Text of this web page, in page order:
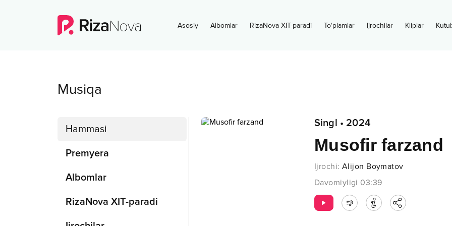
Asosiy Albomlar RizaNova XIT-paradi To‘plamlar Ijrochilar Kliplar
Musiqa
Hammasi
Premyera
Albomlar
RizaNova XIT-paradi
Singl • 2024
Musofir farzand
Ijrochi: Alijon Boymatov
Davomiyligi 03:39